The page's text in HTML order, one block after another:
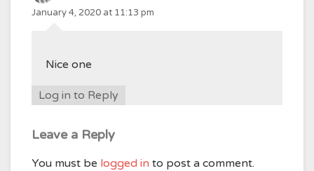
January 4, 2020 at 11:13 pm
Nice one
Log in to Reply
Leave a Reply
You must be logged in to post a comment.